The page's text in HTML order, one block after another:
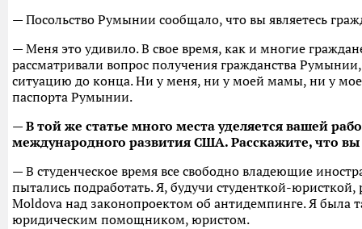
— Посольство Румынии сообщало, что вы являетесь
— Меня это удивило. В свое время, как и многие
рассматривали вопрос получения гражданства
ситуацию до конца. Ни у меня, ни у моей мамы, ни у
паспорта Румынии.
— В той же статье много места уделяется вашей
международного развития США. Расскажите, что вы
— В студенческое время все свободно владеющие
пытались подработать. Я, будучи студенткой-юристкой,
Moldova над законопроектом об антидемпинге. Я была
юридическим помощником, юристом.